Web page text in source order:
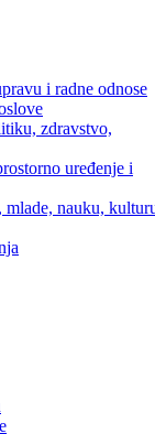
i radne odnose
zdravstvo,
uređenje i
mlade, nauku,